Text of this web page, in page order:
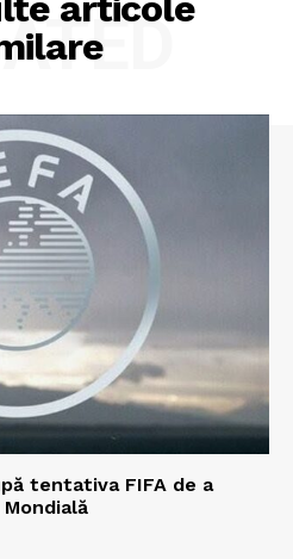
tentativa FIFA de a